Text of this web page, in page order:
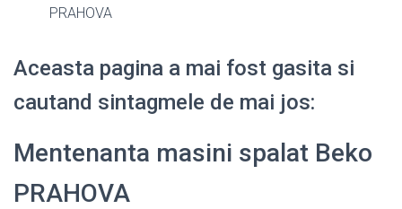
PRAHOVA
Aceasta pagina a mai fost gasita si
cautand sintagmele de mai jos:
Mentenanta masini spalat Beko
PRAHOVA